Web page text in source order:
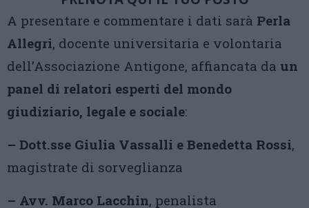
A presentare e commentare i dati sarà Perla
Allegri, docente universitaria e volontaria
dell’Associazione Antigone, affiancata da un
panel di relatori esperti del mondo
giudiziario, legale e sociale:
– Dott.sse Giulia Vassalli e Benedetta Rossi,
magistrate di sorveglianza
– Avv. Marco Lacchin, penalista